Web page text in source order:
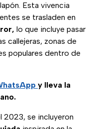
Esta vivencia
se trasladen en
lo que incluye pasar
callejeras, zonas de
populares dentro de
y lleva la
2023, se incluyeron